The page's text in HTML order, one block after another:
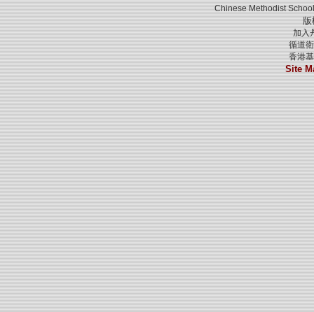
Chinese Methodist
版
加入
循道
香港
Site